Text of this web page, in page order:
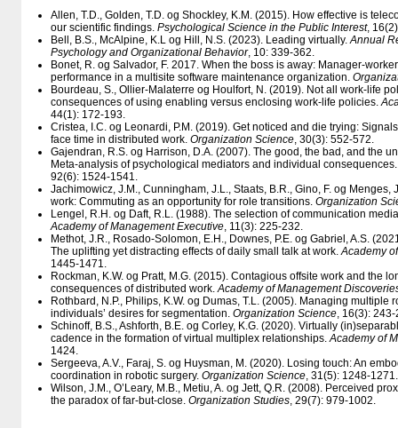
Allen, T.D., Golden, T.D. og Shockley, K.M. (2015). How effective is
our scientific findings. Psychological Science in the Public Interest,
Bell, B.S., McAlpine, K.L og Hill, N.S. (2023). Leading virtually.Annual
Psychology and Organizational Behavior, 10: 339-362.
Bonet, R. og Salvador, F. 2017. When the boss is away: Manager-
performance in a multisite software maintenance organization.
Bourdeau, S., Ollier-Malaterre og Houlfort, N. (2019). Not all work-life
consequences of using enabling versus enclosing work-life policies.
44(1): 172-193.
Cristea, I.C. og Leonardi, P.M. (2019). Get noticed and die trying:
face time in distributed work. Organization Science, 30(3): 552-572.
Gajendran, R.S. og Harrison, D.A. (2007). The good, the bad, and the
Meta-analysis of psychological mediators and individual
92(6): 1524-1541.
Jachimowicz, J.M., Cunningham, J.L., Staats, B.R., Gino, F. og Menges,
work: Commuting as an opportunity for role transitions. Organization
Lengel, R.H. og Daft, R.L. (1988). The selection of communication
Academy of Management Executive, 11(3): 225-232.
Methot, J.R., Rosado-Solomon, E.H., Downes, P.E. og Gabriel, A.S.
The uplifting yet distracting effects of daily small talk at work.Academy
1445-1471.
Rockman, K.W. og Pratt, M.G. (2015). Contagious offsite work and the
consequences of distributed work.Academy of Management
Rothbard, N.P., Philips, K.W. og Dumas, T.L. (2005). Managing multiple
individuals’ desires for segmentation. Organization Science, 16(3): 243-
Schinoff, B.S., Ashforth, B.E. og Corley, K.G. (2020). Virtually
cadence in the formation of virtual multiplex relationships.Academy of
1424.
Sergeeva, A.V., Faraj, S. og Huysman, M. (2020). Losing touch: An
coordination in robotic surgery. Organization Science, 31(5): 1248-1271.
Wilson, J.M., O’Leary, M.B., Metiu, A. og Jett, Q.R. (2008). Perceived
the paradox of far-but-close. Organization Studies, 29(7): 979-1002.